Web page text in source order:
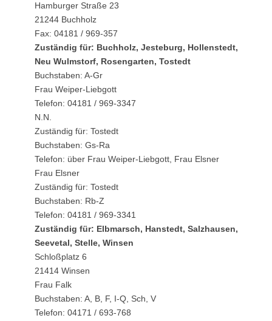
Hamburger Straße 23
21244 Buchholz
Fax: 04181 / 969-357
Zuständig für: Buchholz, Jesteburg, Hollenstedt,
Neu Wulmstorf, Rosengarten, Tostedt
Buchstaben: A-Gr
Frau Weiper-Liebgott
Telefon: 04181 / 969-3347
N.N.
Zuständig für: Tostedt
Buchstaben: Gs-Ra
Telefon: über Frau Weiper-Liebgott, Frau Elsner
Frau Elsner
Zuständig für: Tostedt
Buchstaben: Rb-Z
Telefon: 04181 / 969-3341
Zuständig für: Elbmarsch, Hanstedt, Salzhausen,
Seevetal, Stelle, Winsen
Schloßplatz 6
21414 Winsen
Frau Falk
Buchstaben: A, B, F, I-Q, Sch, V
Telefon: 04171 / 693-768